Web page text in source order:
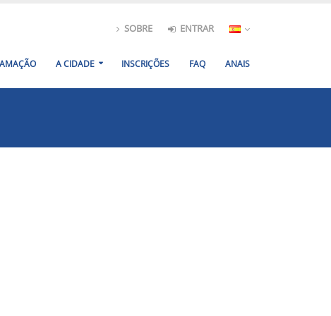
SOBRE ENTRAR
A CIDADE INSCRIÇÕES FAQ ANAIS